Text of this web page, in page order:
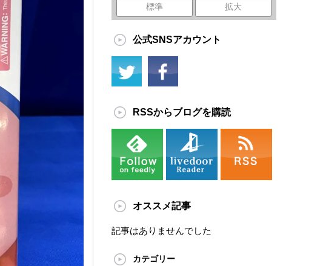
標準 拡大
公式SNSアカウント
RSSからブログを購読
オススメ記事
記事はありませんでした
カテゴリー